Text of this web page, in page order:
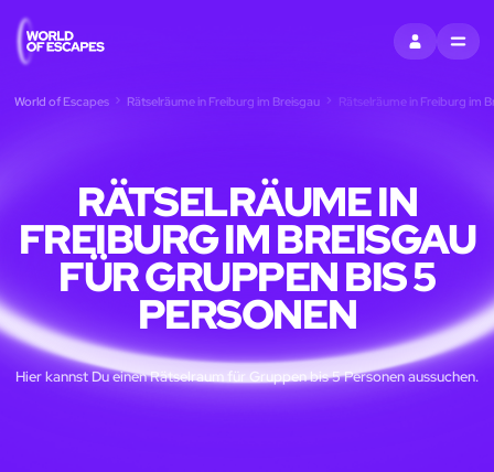
EINTRAGEN
MENU
World of Escapes Rätselräume in Freiburg im Breisgau Rätselräume in Freiburg im
RÄTSELRÄUME IN
FREIBURG IM BREISGAU
FÜR GRUPPEN BIS 5
PERSONEN
Hier kannst Du einen Rätselraum für Gruppen bis 5 Personen aussuchen.